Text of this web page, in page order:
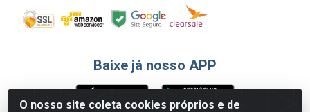
O nosso site coleta cookies próprios e de
Baixe já nosso APP